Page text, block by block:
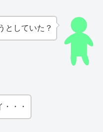
としていた？
・・